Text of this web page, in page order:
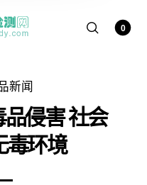
0
新闻
侵害 社会
毒环境